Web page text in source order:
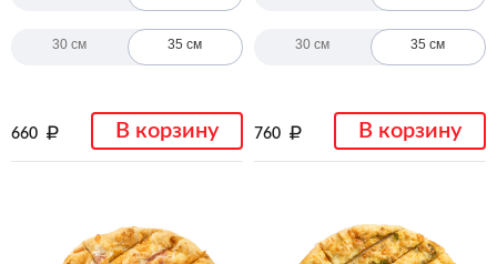
30 см 35 см
660 В корзину
30 см 35 см
760 В корзину